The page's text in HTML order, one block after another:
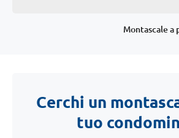
Montascale a
Cerchi un
tuo